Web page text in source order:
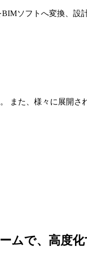
ソフトへ変換、設
また、様々に展開さ
ムで、高度